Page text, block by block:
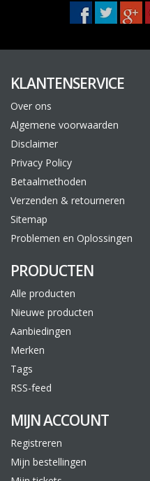
KLANTENSERVICE
Over ons
Algemene voorwaarden
Disclaimer
Privacy Policy
Betaalmethoden
Verzenden & retourneren
Sitemap
Problemen en Oplossingen
PRODUCTEN
Alle producten
Nieuwe producten
Aanbiedingen
Merken
Tags
RSS-feed
MIJN ACCOUNT
Registreren
Mijn bestellingen